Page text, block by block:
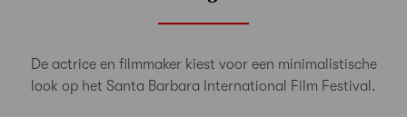
De actrice en filmmaker kiest voor een minimalistische
look op het Santa Barbara International Film Festival.